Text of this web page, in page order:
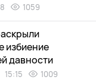
1059
избиение
давности
15:15 1009